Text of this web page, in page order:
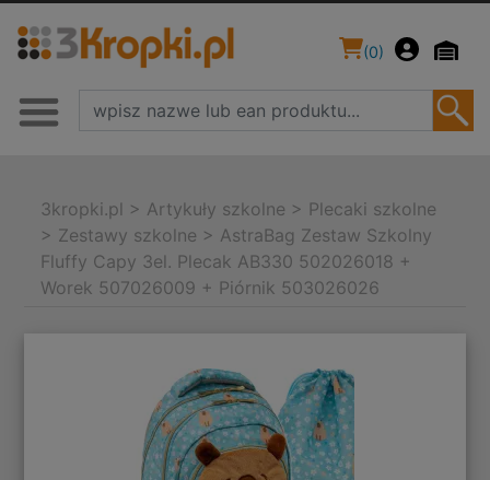
(0)
3kropki.pl > Artykuły szkolne > Plecaki szkolne
> Zestawy szkolne > AstraBag Zestaw Szkolny
Fluffy Capy 3el. Plecak AB330 502026018 +
Worek 507026009 + Piórnik 503026026